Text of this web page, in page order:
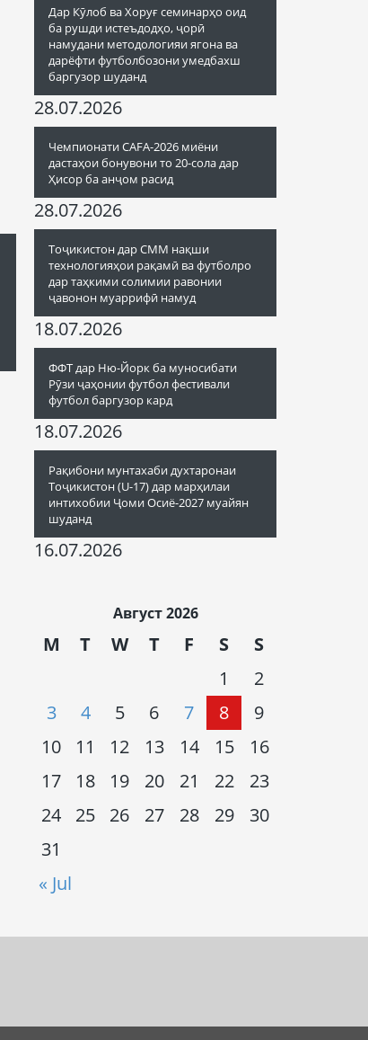
Дар Кӯлоб ва Хоруғ семинарҳо оид
ба рушди истеъдодҳо, ҷорӣ
намудани методологияи ягона ва
дарёфти футболбозони умедбахш
баргузор шуданд
28.07.2026
Чемпионати CAFA-2026 миёни
дастаҳои бонувони то 20-сола дар
Ҳисор ба анҷом расид
28.07.2026
Тоҷикистон дар СММ нақши
технологияҳои рақамӣ ва футболро
дар таҳкими солимии равонии
ҷавонон муаррифӣ намуд
18.07.2026
ФФТ дар Ню-Йорк ба муносибати
Рӯзи ҷаҳонии футбол фестивали
футбол баргузор кард
18.07.2026
Рақибони мунтахаби духтаронаи
Тоҷикистон (U-17) дар марҳилаи
интихобии Ҷоми Осиё-2027 муайян
шуданд
16.07.2026
Август 2026
M T W T F S S
« Jul
1
2
3
4 5 6 7 8
9
10
11 12 13 14 15
16
17
18 19 20 21 22
23
24
25 26 27 28 29
30
31